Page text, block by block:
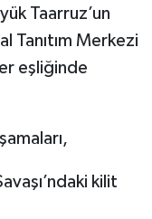
Taarruz’un
Tanıtım Merkezi
eşliğinde
kilit